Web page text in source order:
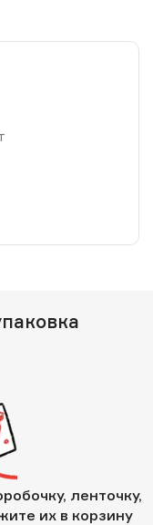
ленточку,
их в корзину